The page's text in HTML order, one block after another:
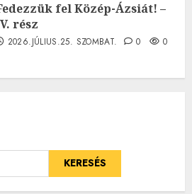
fel Közép-Ázsiát! –
rész
2026.JÚLIUS.25. SZOMBAT. 0 0
KERESÉS